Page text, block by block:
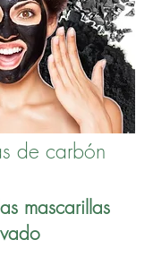
de carbón
mascarillas